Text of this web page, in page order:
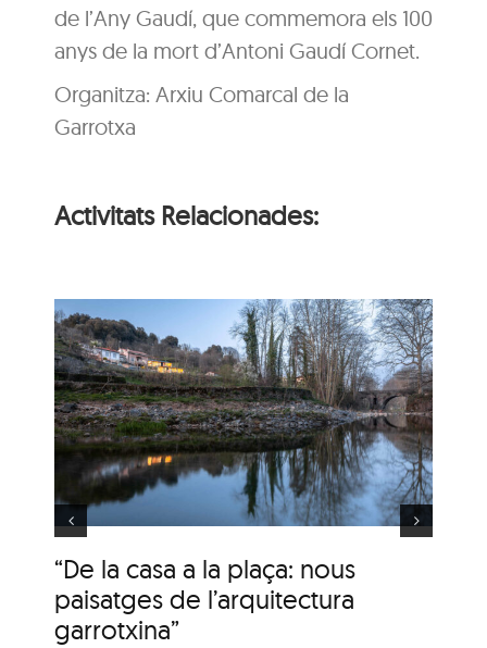
de l’Any Gaudí, que commemora els 100
anys de la mort d’Antoni Gaudí Cornet.
Organitza: Arxiu Comarcal de la
Garrotxa
Activitats Relacionades:
“De la casa a la plaça: nous
paisatges de l’arquitectura
garrotxina”
‘Olotins a contrallum.
Una experiència
creativa amb IA’